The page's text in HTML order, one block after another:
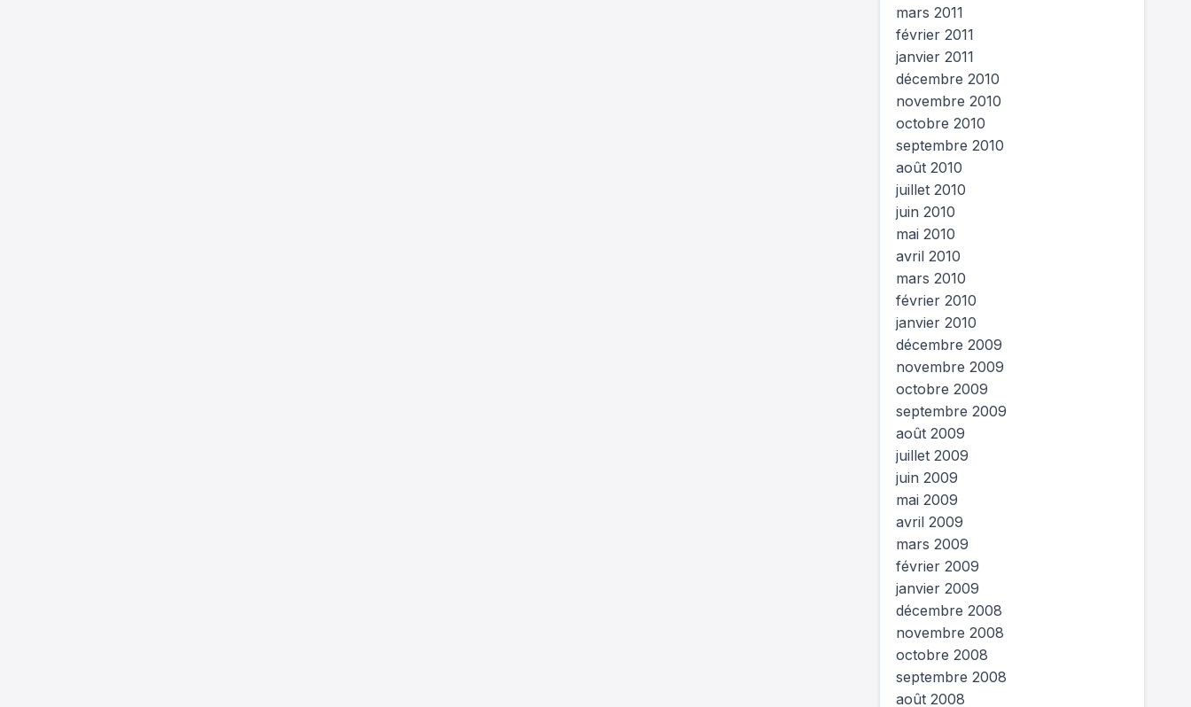
mars 2011
février 2011
janvier 2011
décembre 2010
novembre 2010
octobre 2010
septembre 2010
août 2010
juillet 2010
juin 2010
mai 2010
avril 2010
mars 2010
février 2010
janvier 2010
décembre 2009
novembre 2009
octobre 2009
septembre 2009
août 2009
juillet 2009
juin 2009
mai 2009
avril 2009
mars 2009
février 2009
janvier 2009
décembre 2008
novembre 2008
octobre 2008
septembre 2008
août 2008